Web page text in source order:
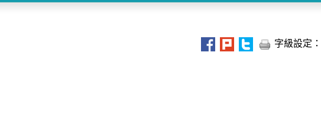
+ + + + +
字級設定：